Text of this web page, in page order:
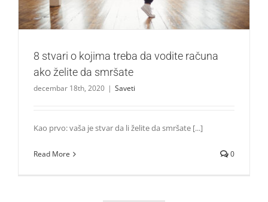
8 stvari o kojima treba da vodite računa
ako želite da smršate
decembar 18th, 2020 | Saveti
Kao prvo: vaša je stvar da li želite da smršate [...]
Read More 0